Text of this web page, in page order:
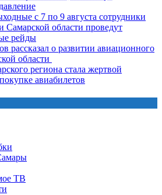
с 7 по 9 августа сотрудники
Самарской области проведут
рейды
рассказал о развитии авиационного
области
региона стала жертвой
авиабилетов
ТВ